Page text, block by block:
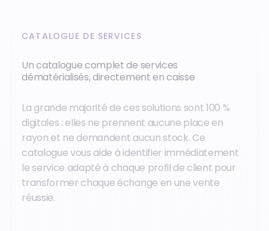
CATALOGUE DE SERVICES
Un catalogue complet de services
dématérialisés, directement en caisse
La grande majorité de ces solutions sont 100 %
digitales : elles ne prennent aucune place en
rayon et ne demandent aucun stock. Ce
catalogue vous aide à identifier immédiatement
le service adapté à chaque profil de client pour
transformer chaque échange en une vente
réussie.